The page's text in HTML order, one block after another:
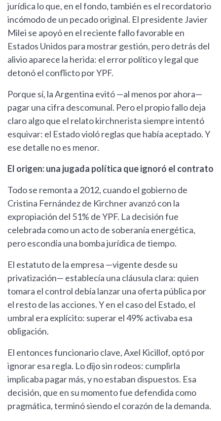
jurídica lo que, en el fondo, también es el recordatorio
incómodo de un pecado original. El presidente Javier
Milei se apoyó en el reciente fallo favorable en
Estados Unidos para mostrar gestión, pero detrás del
alivio aparece la herida: el error político y legal que
detonó el conflicto por YPF.
Porque sí, la Argentina evitó —al menos por ahora—
pagar una cifra descomunal. Pero el propio fallo deja
claro algo que el relato kirchnerista siempre intentó
esquivar: el Estado violó reglas que había aceptado. Y
ese detalle no es menor.
El origen: una jugada política que ignoró el contrato
Todo se remonta a 2012, cuando el gobierno de
Cristina Fernández de Kirchner avanzó con la
expropiación del 51% de YPF. La decisión fue
celebrada como un acto de soberanía energética,
pero escondía una bomba jurídica de tiempo.
El estatuto de la empresa —vigente desde su
privatización— establecía una cláusula clara: quien
tomara el control debía lanzar una oferta pública por
el resto de las acciones. Y en el caso del Estado, el
umbral era explícito: superar el 49% activaba esa
obligación.
El entonces funcionario clave, Axel Kicillof, optó por
ignorar esa regla. Lo dijo sin rodeos: cumplirla
implicaba pagar más, y no estaban dispuestos. Esa
decisión, que en su momento fue defendida como
pragmática, terminó siendo el corazón de la demanda.